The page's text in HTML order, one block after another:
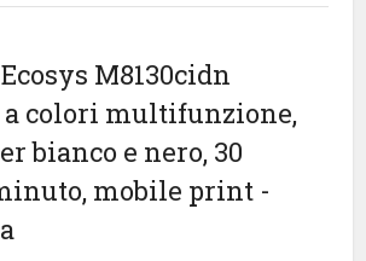
M8130cidn
a colori multifunzione,
bianco e nero, 30
mobile print -